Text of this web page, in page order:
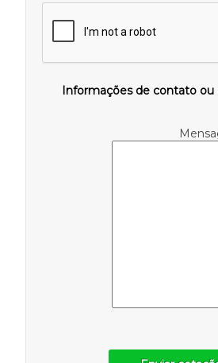
Informações de contato ou